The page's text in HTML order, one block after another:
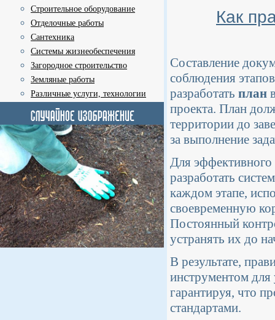
Строительное оборудование
Отделочные работы
Сантехника
Системы жизнеобеспечения
Загородное строительство
Земляные работы
Различные услуги, технологии
Как
Составление
соблюдения
разработать план
проекта. План
территории до
за выполнение
Для
разработать
каждом этапе,
своевременную
Постоянный
устранять их до
В результате,
инструментом для
гарантируя, что
стандартами.